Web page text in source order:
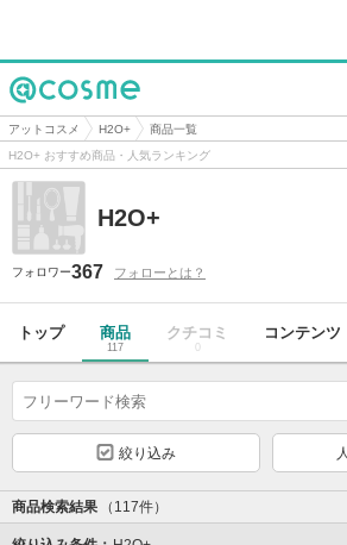
@cosme
アットコスメ H2O+
商品一覧
H2O+ おすすめ商品・人気ランキング
H2O+
フォロワー367 フォローとは？
トップ 商品
117
クチコミ
0
コンテンツ
絞り込み
商品検索結果 （117件）